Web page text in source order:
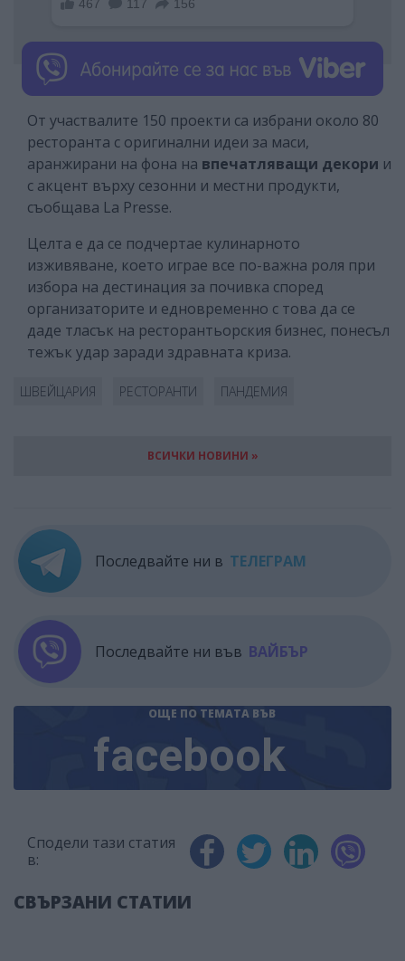
От участвалите 150 проекти са избрани около 80
ресторанта с оригинални идеи за маси,
аранжирани на фона на впечатляващи декори и
с акцент върху сезонни и местни продукти,
съобщава La Presse.
Целта е да се подчертае кулинарното
изживяване, което играе все по-важна роля при
избора на дестинация за почивка според
организаторите и едновременно с това да се
даде тласък на ресторантьорския бизнес, понесъл
тежък удар заради здравната криза.
ШВЕЙЦАРИЯ РЕСТОРАНТИ ПАНДЕМИЯ
ВСИЧКИ НОВИНИ »
Последвайте ни в ТЕЛЕГРАМ
Последвайте ни във ВАЙБЪР
ОЩЕ ПО ТЕМАТА ВЪВ
facebook
Сподели тази статия
в:
СВЪРЗАНИ СТАТИИ